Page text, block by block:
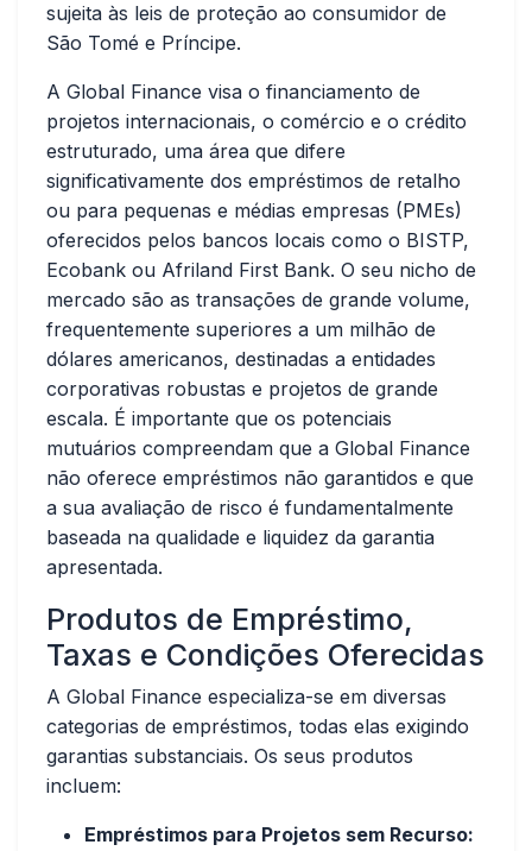
sujeita às leis de proteção ao consumidor de
São Tomé e Príncipe.
A Global Finance visa o financiamento de
projetos internacionais, o comércio e o crédito
estruturado, uma área que difere
significativamente dos empréstimos de retalho
ou para pequenas e médias empresas (PMEs)
oferecidos pelos bancos locais como o BISTP,
Ecobank ou Afriland First Bank. O seu nicho de
mercado são as transações de grande volume,
frequentemente superiores a um milhão de
dólares americanos, destinadas a entidades
corporativas robustas e projetos de grande
escala. É importante que os potenciais
mutuários compreendam que a Global Finance
não oferece empréstimos não garantidos e que
a sua avaliação de risco é fundamentalmente
baseada na qualidade e liquidez da garantia
apresentada.
Produtos de Empréstimo,
Taxas e Condições Oferecidas
A Global Finance especializa-se em diversas
categorias de empréstimos, todas elas exigindo
garantias substanciais. Os seus produtos
incluem:
Empréstimos para Projetos sem Recurso: